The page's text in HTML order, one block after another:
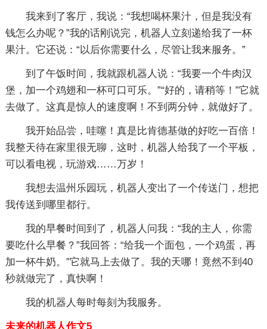
我来到了客厅，我说：“我想喝杯果汁，但是我没有
钱怎么办呢？”我的话刚说完，机器人立刻递给我了一杯
果汁。它还说：“以后你需要什么，尽管让我来服务。”
到了午饭时间，我就跟机器人说：“我要一个牛肉汉
堡，加一个鸡翅和一杯可口可乐。”“好的，请稍等！”它就
去做了。这真是惊人的速度啊！不到两分钟，就做好了。
我开始品尝，哇噻！真是比肯德基做的好吃一百倍！
我整天待在家里很无聊，这时，机器人给我了一个平板，
可以看电视，玩游戏……万岁！
我想去温州乐园玩，机器人变出了一个传送门，想把
我传送到哪里都行。
我的早餐时间到了，机器人问我：“我的主人，你需
要吃什么早餐？”我回答：“给我一个面包，一个鸡蛋，再
加一杯牛奶。”它就马上去做了。我的天哪！竟然不到40
秒就做完了，真快啊！
我的机器人每时每刻为我服务。
未来的机器人作文5